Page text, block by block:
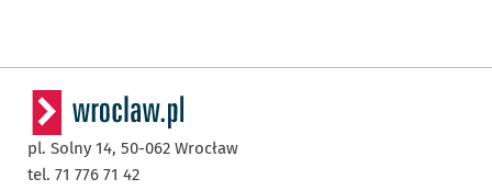
pl. Solny 14, 50-062 Wrocław
tel. 71 776 71 42